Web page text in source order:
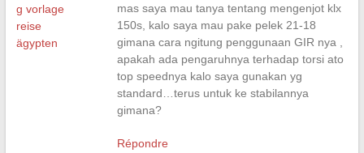
g vorlage
reise
ägypten
mas saya mau tanya tentang mengenjot klx
150s, kalo saya mau pake pelek 21-18
gimana cara ngitung penggunaan GIR nya ,
apakah ada pengaruhnya terhadap torsi ato
top speednya kalo saya gunakan yg
standard…terus untuk ke stabilannya
gimana?
Répondre